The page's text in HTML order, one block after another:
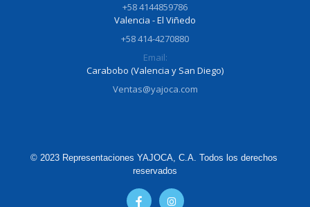
+58 4144859786
Valencia - El Viñedo
+58 414-4270880
Email:
Carabobo (Valencia y San Diego)
Ventas@yajoca.com
© 2023 Representaciones YAJOCA, C.A. Todos los derechos
reservados